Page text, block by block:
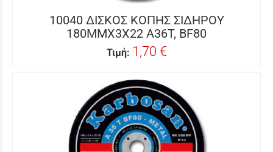
10040 ΔΙΣΚΟΣ ΚΟΠΗΣ ΣΙΔΗΡΟΥ
180MMΧ3Χ22 A36T, BF80
Τιμή: 1,70 €